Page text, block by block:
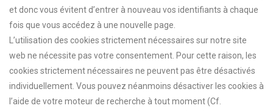
et donc vous évitent d’entrer à nouveau vos identifiants à chaque
fois que vous accédez à une nouvelle page.
L’utilisation des cookies strictement nécessaires sur notre site
web ne nécessite pas votre consentement. Pour cette raison, les
cookies strictement nécessaires ne peuvent pas être désactivés
individuellement. Vous pouvez néanmoins désactiver les cookies à
l’aide de votre moteur de recherche à tout moment (Cf.